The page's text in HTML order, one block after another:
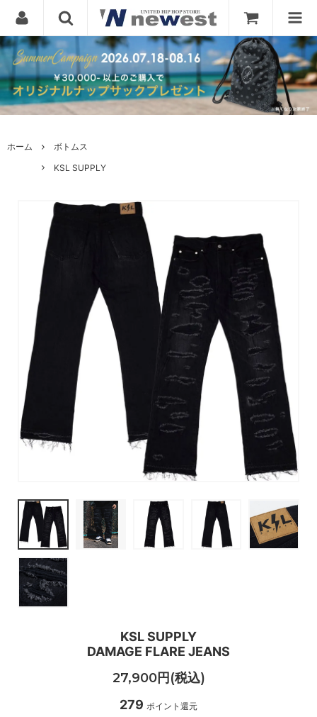
ホーム
ボトムス
KSL SUPPLY
KSL SUPPLY
DAMAGE FLARE JEANS
27,900円(税込)
279 ポイント還元